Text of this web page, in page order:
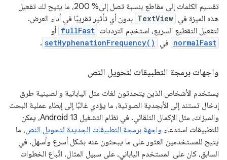
تقسيم الكلمات إلى مقاطع بنسبة تصل إلى% 200، ما يتيح لك تفعيل
هذه الميزة في TextView بدون أي تأثير تقريبًا في أداء العرض.
لتفعيل التقطيع السريع، استخدِم الترددات fullFast أو
normalFast في setHyphenationFrequency()
.
واجهات برمجة التطبيقات لتحويل النص
يستخدم الأشخاص الذين يتحدثون لغات مثل اليابانية والصينية طرق
إدخال تستند إلى الأبجدية الصوتية، ما يؤدي غالبًا إلى إبطاء عملية البحث
والميزات، مثل الإكمال التلقائي. في نظام التشغيل Android 13، يمكن
للتطبيقات استدعاء واجهة برمجة التطبيقات الجديدة لتحويل النص، ما
يتيح للمستخدمين العثور على ما يبحثون عنه بشكل أسرع وأسهل. في
السابق، كان على المستخدم الياباني، على سبيل المثال، اتّباع الخطوات